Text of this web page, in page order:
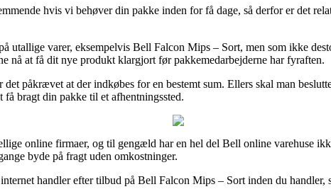
hvis vi behøver din pakke inden for få dage, så derfor er det
varer, eksempelvis Bell Falcon Mips – Sort, men som ikke
nå at få dit nye produkt klargjort før pakkemedarbejderne har fyraften.
påkrævet at der indkøbes for en bestemt sum. Ellers skal man
bragt din pakke til et afhentningssted.
online firmaer, og til gengæld har en hel del Bell online varehuse
byde på fragt uden omkostninger.
handler efter tilbud på Bell Falcon Mips – Sort inden du